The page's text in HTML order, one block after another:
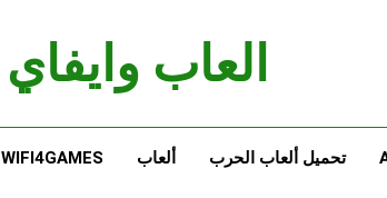
العاب وايفاي WIFI4Games
تحميل ألعاب الحرب ألعاب WIFI4GAMES العاب وايفاي